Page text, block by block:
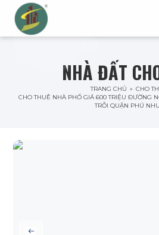
NHÀ ĐẤT
TRANG CHỦ » CHO
CHO THUÊ NHÀ PHỐ GIÁ 600 TRIỆU ĐƯỜNG NỘI BỘ ĐƯỜNG NGUYỄN VĂN
TRỖI QUẬN PHÚ